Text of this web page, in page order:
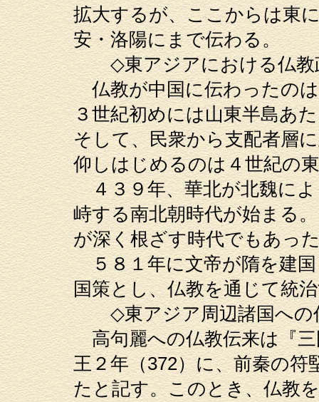
拡大するが、ここからは東
安・洛陽にまで伝わる。
◇東アジアにおける仏教
仏教が中国に伝わったのは
３世紀初めには山東半島あ
そして、民衆から支配者層
仰しはじめるのは４世紀の
４３９年、華北が北魏によ
峙する南北朝時代が始まる
が深く根ざす時代でもあっ
５８１年に文帝が隋を建国
国策とし、仏教を通じて統
◇東アジア周辺諸国への
高句麗への仏教伝来は『三
王２年（372）に、前秦の
たと記す。このとき、仏教